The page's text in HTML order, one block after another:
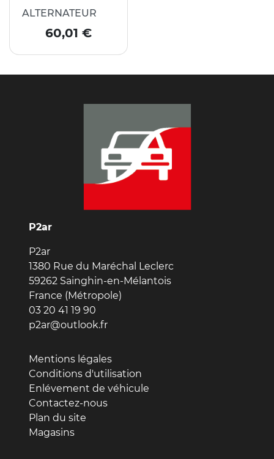
ALTERNATEUR
Prix
60,01 €
P2ar
P2ar
1380 Rue du Maréchal Leclerc
59262 Sainghin-en-Mélantois
France (Métropole)
03 20 41 19 90
p2ar@outlook.fr
Mentions légales
Conditions d'utilisation
Enlévement de véhicule
Contactez-nous
Plan du site
Magasins